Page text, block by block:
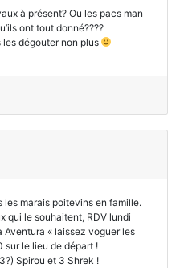
à présent? Ou les pacs man
ont tout donné????
les dégouter non plus
les marais poitevins en famille.
qui le souhaitent, RDV lundi
Aventura « laissez voguer les
sur le lieu de départ !
Spirou et 3 Shrek !